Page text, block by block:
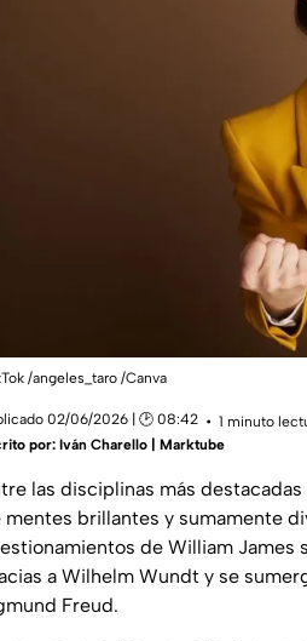
/angeles_taro /Canva
02/06/2026 | 🕑 08:42
1 minuto
por: Iván Charello | Marktube
las disciplinas más
mentes brillantes y sumamente
de William James
a Wilhelm Wundt y se
Freud.